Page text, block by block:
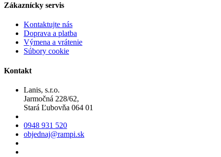
Zákaznícky servis
Kontaktujte nás
Doprava a platba
Výmena a vrátenie
Súbory cookie
Kontakt
Lanis, s.r.o.
Jarmočná 228/62,
Stará Ľubovňa 064 01
0948 931 520
objednaj@rampi.sk